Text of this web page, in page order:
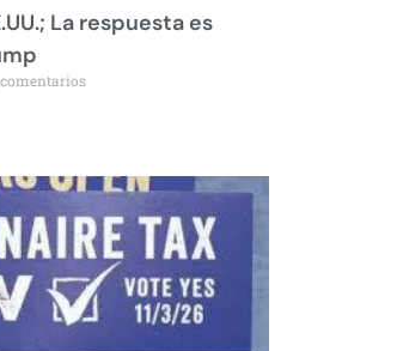
La respuesta es